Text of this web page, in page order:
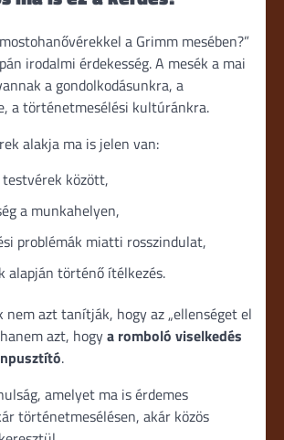
a Grimm mesében?”
irodalmi érdekesség. A mesék a mai
a gondolkodásunkra, a
a történetmesélési kultúránkra.
alakja ma is jelen van:
között,
a munkahelyen,
problémák miatti rosszindulat,
alapján történő ítélkezés.
nem azt tanítják, hogy az „ellenséget el
azt, hogya romboló viselkedés
.
amelyet ma is érdemes
történetmesélésen, akár közös